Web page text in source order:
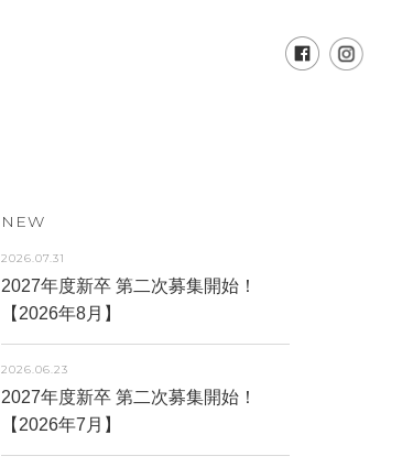
NEW
2026.07.31
2027年度新卒 第二次募集開始！
【2026年8月】
2026.06.23
2027年度新卒 第二次募集開始！
【2026年7月】